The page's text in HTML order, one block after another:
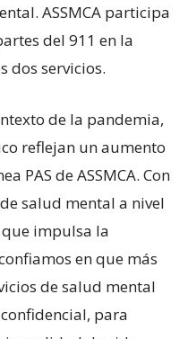
ASSMCA participa
del 911 en la
dos servicios.
de la pandemia,
reflejan un aumento
PAS de ASSMCA. Con
salud mental a nivel
impulsa la
en que más
de salud mental
para